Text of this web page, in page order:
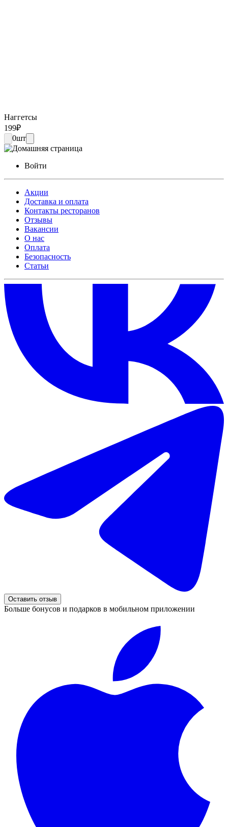
Наггетсы
199₽
0шт
Войти
Акции
Доставка и оплата
Контакты ресторанов
Отзывы
Вакансии
О нас
Оплата
Безопасность
Статьи
Оставить отзыв
Больше бонусов и подарков в мобильном приложении